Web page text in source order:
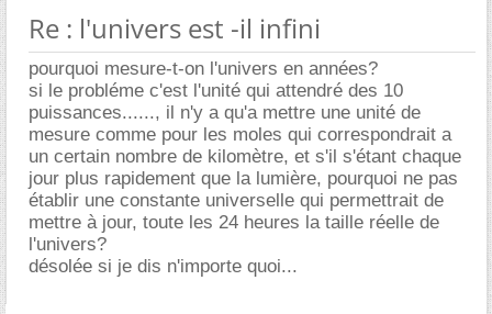
Re : l'univers est -il infini
pourquoi mesure-t-on l'univers en années?
si le probléme c'est l'unité qui attendré des 10
puissances......, il n'y a qu'a mettre une unité de
mesure comme pour les moles qui correspondrait a
un certain nombre de kilomètre, et s'il s'étant chaque
jour plus rapidement que la lumière, pourquoi ne pas
établir une constante universelle qui permettrait de
mettre à jour, toute les 24 heures la taille réelle de
l'univers?
désolée si je dis n'importe quoi...